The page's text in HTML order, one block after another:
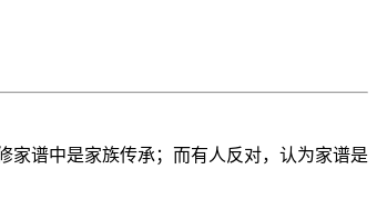
家谱中是家族传承；而有人反对，认为家谱是